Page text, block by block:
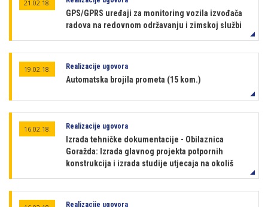
21.02.18.
GPS/GPRS uređaji za monitoring vozila izvođača
radova na redovnom održavanju i zimskoj službi
19.02.18. Realizacije ugovora
Automatska brojila prometa (15 kom.)
16.02.18. Realizacije ugovora
Izrada tehničke dokumentacije - Obilaznica
Goražda: Izrada glavnog projekta potpornih
konstrukcija i izrada studije utjecaja na okoliš
Realizacije ugovora